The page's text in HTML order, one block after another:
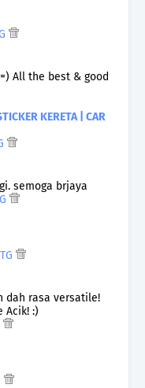
All the best & good
KERETA | CAR
semoga brjaya
dah rasa versatile!
Acik! :)